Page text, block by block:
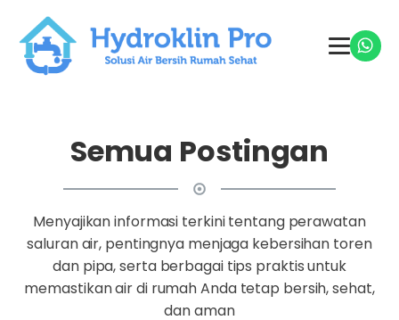
Semua Postingan
Menyajikan informasi terkini tentang perawatan
saluran air, pentingnya menjaga kebersihan toren
dan pipa, serta berbagai tips praktis untuk
memastikan air di rumah Anda tetap bersih, sehat,
dan aman